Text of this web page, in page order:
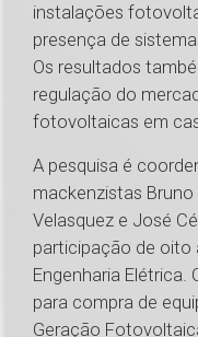
instalações
presença de
Os resultados
regulação do
fotovoltaicas em
A pesquisa é
mackenzistas Bruno
Velasquez e José
participação de oito
Engenharia
para compra de
Geração